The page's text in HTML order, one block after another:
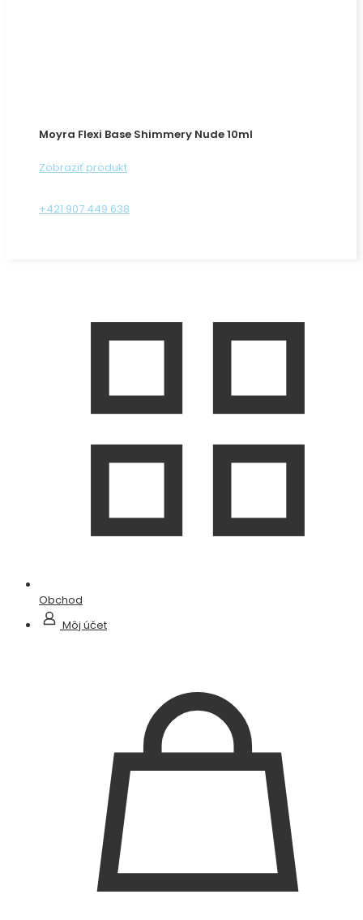
Moyra Flexi Base Shimmery Nude 10ml
Zobraziť produkt
+421 907 449 638
Obchod
Môj účet